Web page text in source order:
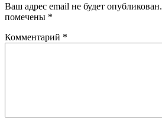
Ваш адрес email не будет опубликован.
помечены *
Комментарий *